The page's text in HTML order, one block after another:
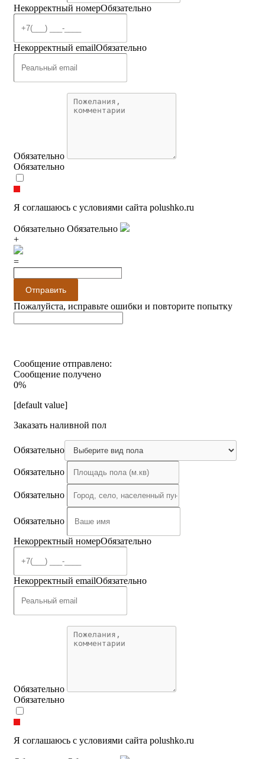
Некорректный номерОбязательно
Некорректный emailОбязательно
Обязательно
Обязательно
Я соглашаюсь с условиями сайта polushko.ru
Обязательно Обязательно
+
=
Отправить
Пожалуйста, исправьте ошибки и повторите попытку
Сообщение отправлено:
Сообщение получено
0%
[default value]
Заказать наливной пол
Обязательно
Обязательно
Обязательно
Обязательно
Некорректный номерОбязательно
Некорректный emailОбязательно
Обязательно
Обязательно
Я соглашаюсь с условиями сайта polushko.ru